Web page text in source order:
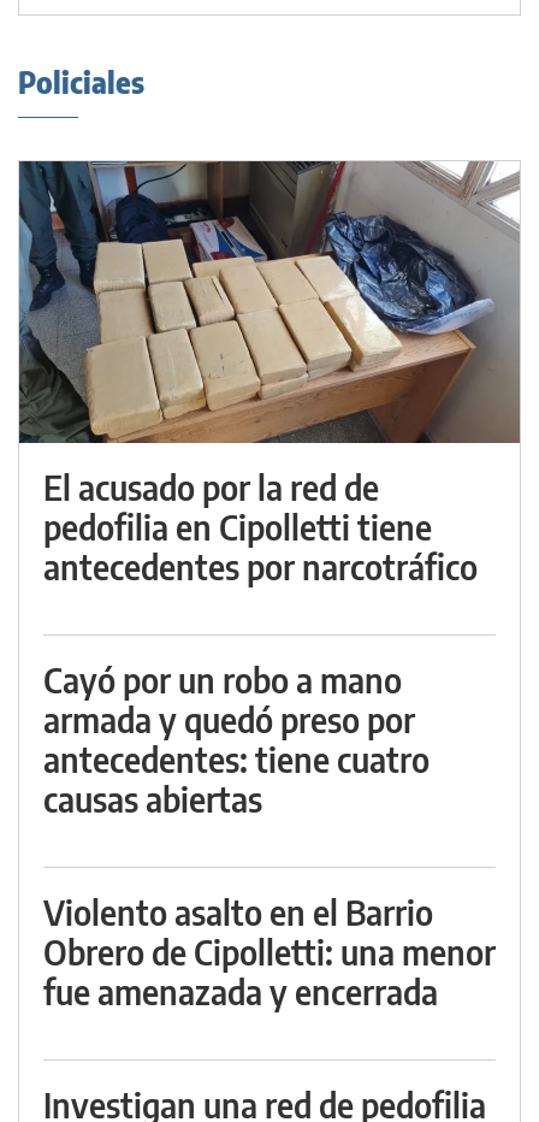
Policiales
El acusado por la red de
pedofilia en Cipolletti tiene
antecedentes por narcotráfico
Cayó por un robo a mano
armada y quedó preso por
antecedentes: tiene cuatro
causas abiertas
Violento asalto en el Barrio
Obrero de Cipolletti: una menor
fue amenazada y encerrada
Investigan una red de pedofilia